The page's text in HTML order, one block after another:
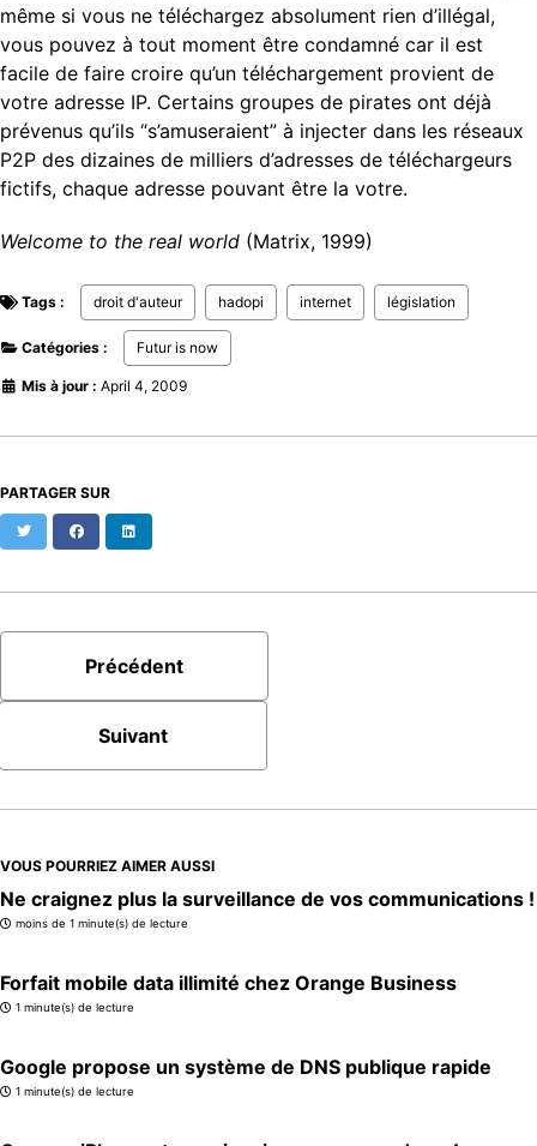
même si vous ne téléchargez absolument rien d’illégal,
vous pouvez à tout moment être condamné car il est
facile de faire croire qu’un téléchargement provient de
votre adresse IP. Certains groupes de pirates ont déjà
prévenus qu’ils “s’amuseraient” à injecter dans les réseaux
P2P des dizaines de milliers d’adresses de téléchargeurs
fictifs, chaque adresse pouvant être la votre.
Welcome to the real world (Matrix, 1999)
Tags : droit d'auteur hadopi internet législation
Catégories : Futur is now
Mis à jour : April 4, 2009
PARTAGER SUR
Twitter Facebook
Précédent
Suivant
VOUS POURRIEZ AIMER AUSSI
Ne craignez plus la surveillance de vos communications !
moins de 1 minute(s) de lecture
Forfait mobile data illimité chez Orange Business
1 minute(s) de lecture
Google propose un système de DNS publique rapide
1 minute(s) de lecture